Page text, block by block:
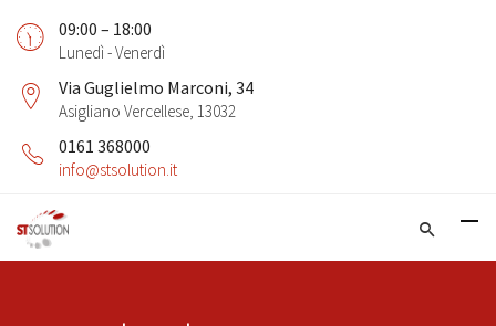
09:00 – 18:00
Lunedì - Venerdì
Via Guglielmo Marconi, 34
Asigliano Vercellese, 13032
0161 368000
info@stsolution.it